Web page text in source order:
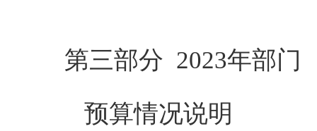
第三部分 2023年部门
预算情况说明